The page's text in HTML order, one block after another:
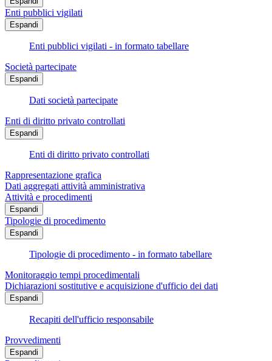
Enti pubblici vigilati
Espandi
Enti pubblici vigilati - in formato tabellare
Società partecipate
Espandi
Dati società partecipate
Enti di diritto privato controllati
Espandi
Enti di diritto privato controllati
Rappresentazione grafica
Dati aggregati attività amministrativa
Attività e procedimenti
Espandi
Tipologie di procedimento
Espandi
Tipologie di procedimento - in formato tabellare
Monitoraggio tempi procedimentali
Dichiarazioni sostitutive e acquisizione d'ufficio dei dati
Espandi
Recapiti dell'ufficio responsabile
Provvedimenti
Espandi